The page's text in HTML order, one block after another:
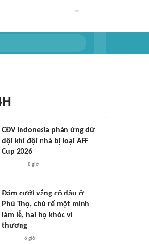
CĐV Indonesia phản ứng dữ
dội khi đội nhà bị loại AFF
Cup 2026
8 giờ
Đám cưới vắng cô dâu ở
Phú Thọ, chú rể một mình
làm lễ, hai họ khóc vì
thương
6 giờ